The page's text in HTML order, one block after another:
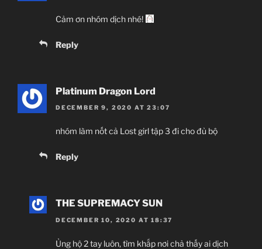
Cảm ơn nhóm dịch nhé!
Reply
Platinum Dragon Lord
DECEMBER 9, 2020 AT 23:07
nhóm làm nốt cả Lost girl tập 3 đi cho đủ bộ
Reply
THE SUPREMACY SUN
DECEMBER 10, 2020 AT 18:37
Ủng hộ 2 tay luôn, tìm khắp nơi chả thấy ai dịch